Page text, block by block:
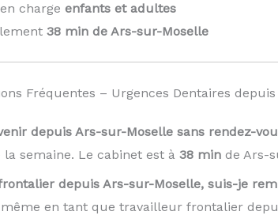
charge enfants et adultes
38 min de Ars-sur-Moselle
Fréquentes – Urgences Dentaires
depuis Ars-sur-Moselle sans rendez-
la semaine. Le cabinet est à 38 minde Ars-
depuis Ars-sur-Moselle, suis-je
en tant que travailleur frontalier